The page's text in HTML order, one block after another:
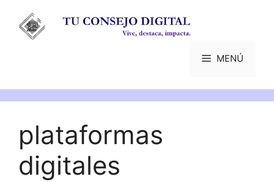
contenido
MENÚ
plataformas
digitales